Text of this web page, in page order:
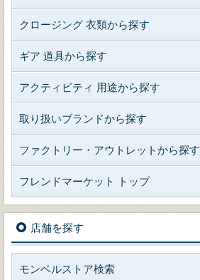
クロージング 衣類から探す
ギア 道具から探す
アクティビティ 用途から探す
取り扱いブランドから探す
ファクトリー・アウトレットから探す
フレンドマーケット トップ
店舗を探す
モンベルストア検索